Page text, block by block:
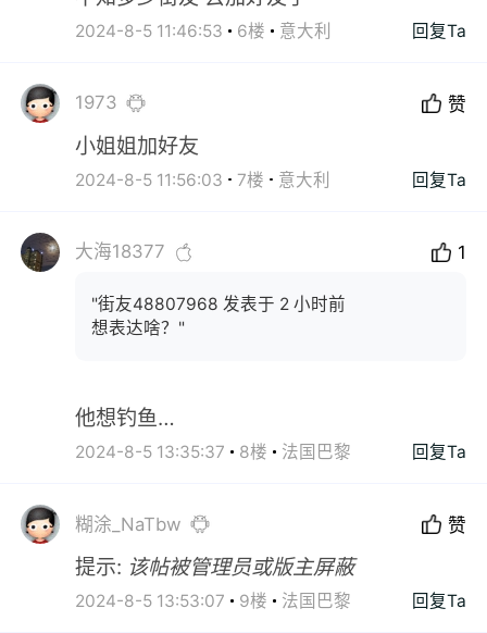
2024-8-5 11:46:53 6楼 意大利 回复Ta
1973 赞
小姐姐加好友
2024-8-5 11:56:03 7楼 意大利 回复Ta
大海18377 1
"街友48807968 发表于 2 小时前
想表达啥？"
他想钓鱼…
2024-8-5 13:35:37 8楼 法国巴黎 回复Ta
糊涂_NaTbw 赞
提示: 该帖被管理员或版主屏蔽
2024-8-5 13:53:07 9楼 法国巴黎 回复Ta